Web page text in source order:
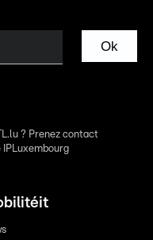
Ok
? Prenez contact